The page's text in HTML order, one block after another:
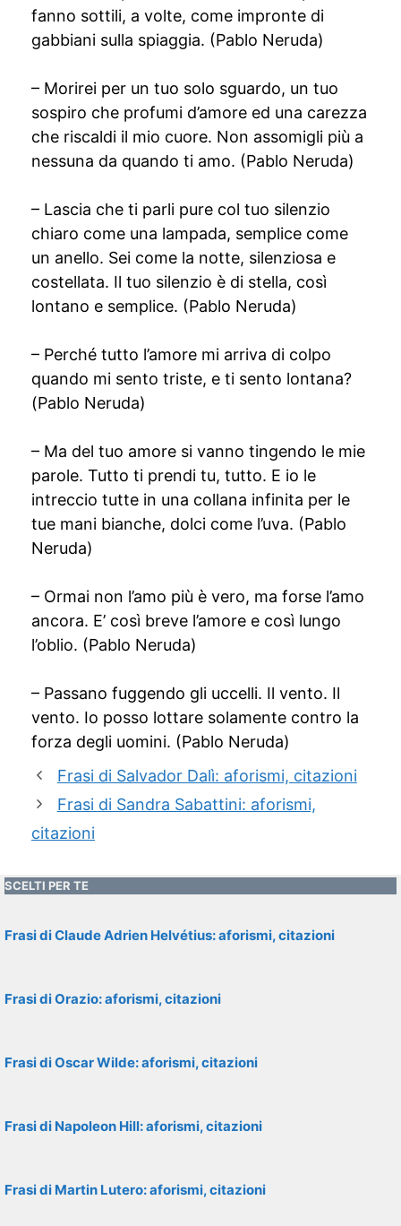
fanno sottili, a volte, come impronte di
gabbiani sulla spiaggia. (Pablo Neruda)
– Morirei per un tuo solo sguardo, un tuo
sospiro che profumi d’amore ed una carezza
che riscaldi il mio cuore. Non assomigli più a
nessuna da quando ti amo. (Pablo Neruda)
– Lascia che ti parli pure col tuo silenzio
chiaro come una lampada, semplice come
un anello. Sei come la notte, silenziosa e
costellata. Il tuo silenzio è di stella, così
lontano e semplice. (Pablo Neruda)
– Perché tutto l’amore mi arriva di colpo
quando mi sento triste, e ti sento lontana?
(Pablo Neruda)
– Ma del tuo amore si vanno tingendo le mie
parole. Tutto ti prendi tu, tutto. E io le
intreccio tutte in una collana infinita per le
tue mani bianche, dolci come l’uva. (Pablo
Neruda)
– Ormai non l’amo più è vero, ma forse l’amo
ancora. E’ così breve l’amore e così lungo
l’oblio. (Pablo Neruda)
– Passano fuggendo gli uccelli. Il vento. Il
vento. Io posso lottare solamente contro la
forza degli uomini. (Pablo Neruda)
Frasi di Salvador Dalì: aforismi, citazioni
Frasi di Sandra Sabattini: aforismi,
citazioni
SCELTI PER TE
Frasi di Claude Adrien Helvétius: aforismi, citazioni
Frasi di Orazio: aforismi, citazioni
Frasi di Oscar Wilde: aforismi, citazioni
Frasi di Napoleon Hill: aforismi, citazioni
Frasi di Martin Lutero: aforismi, citazioni